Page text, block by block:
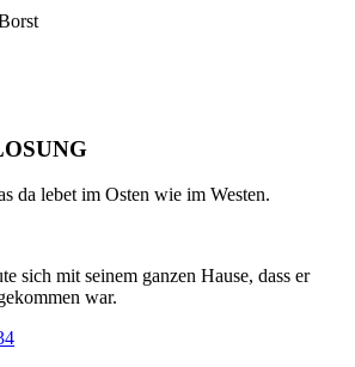
da lebet im Osten wie im Westen.
sich mit seinem ganzen Hause, dass er
war.